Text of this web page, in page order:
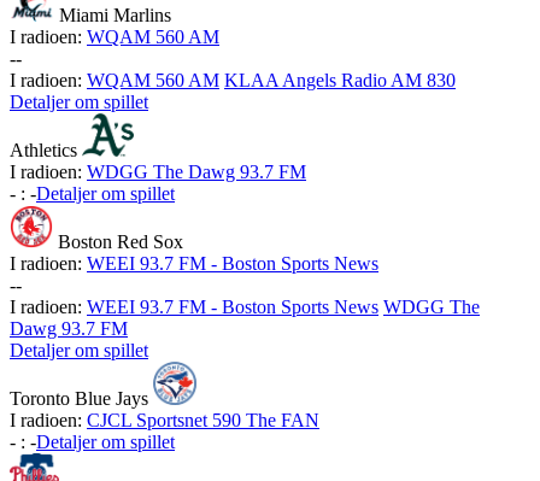
Miami Marlins
I radioen: WQAM 560 AM
--
I radioen: WQAM 560 AM KLAA Angels Radio AM 830
Detaljer om spillet
Athletics
I radioen: WDGG The Dawg 93.7 FM
- : -Detaljer om spillet
Boston Red Sox
I radioen: WEEI 93.7 FM - Boston Sports News
--
I radioen: WEEI 93.7 FM - Boston Sports News WDGG The
Dawg 93.7 FM
Detaljer om spillet
Toronto Blue Jays
I radioen: CJCL Sportsnet 590 The FAN
- : -Detaljer om spillet